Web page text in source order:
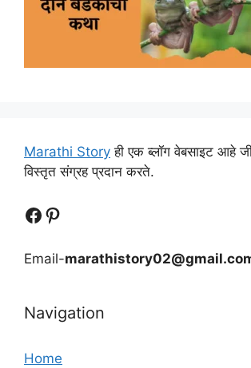
Marathi Story ही एक ब्लॉग वेबसाइट आहे
विस्तृत संग्रह प्रदान करते.
Follow UsFollow us
Email-
Navigation
Home